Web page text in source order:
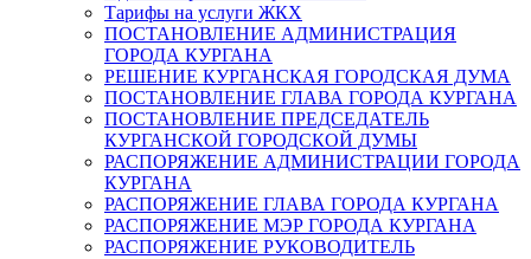
Тарифы на услуги ЖКХ
ПОСТАНОВЛЕНИЕ АДМИНИСТРАЦИЯ
ГОРОДА КУРГАНА
РЕШЕНИЕ КУРГАНСКАЯ ГОРОДСКАЯ ДУМА
ПОСТАНОВЛЕНИЕ ГЛАВА ГОРОДА КУРГАНА
ПОСТАНОВЛЕНИЕ ПРЕДСЕДАТЕЛЬ
КУРГАНСКОЙ ГОРОДСКОЙ ДУМЫ
РАСПОРЯЖЕНИЕ АДМИНИСТРАЦИИ ГОРОДА
КУРГАНА
РАСПОРЯЖЕНИЕ ГЛАВА ГОРОДА КУРГАНА
РАСПОРЯЖЕНИЕ МЭР ГОРОДА КУРГАНА
РАСПОРЯЖЕНИЕ РУКОВОДИТЕЛЬ